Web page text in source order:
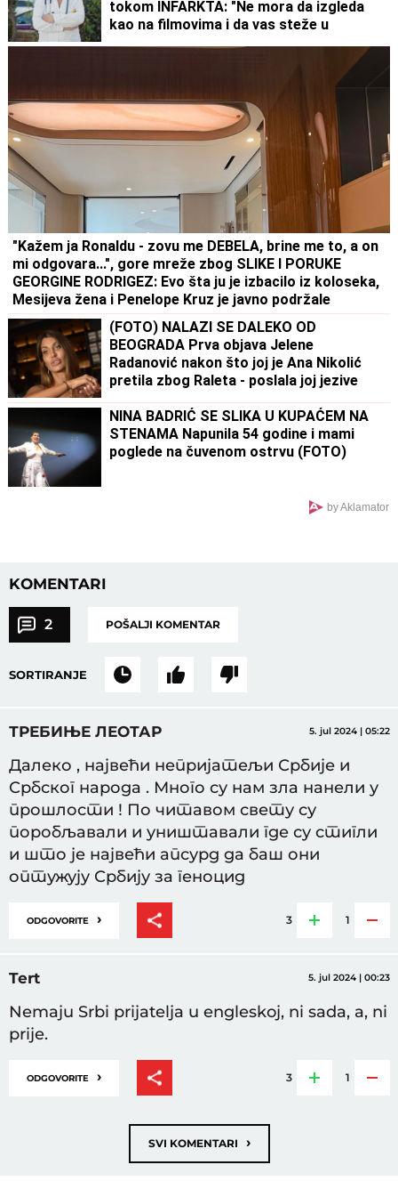
tokom INFARKTA: "Ne mora da izgleda
kao na filmovima i da vas steže u
"Kažem ja Ronaldu - zovu me DEBELA, brine me to, a on
mi odgovara...", gore mreže zbog SLIKE I PORUKE
GEORGINE RODRIGEZ: Evo šta ju je izbacilo iz koloseka,
Mesijeva žena i Penelope Kruz je javno podržale
(FOTO) NALAZI SE DALEKO OD
BEOGRADA Prva objava Jelene
Radanović nakon što joj je Ana Nikolić
pretila zbog Raleta - poslala joj jezive
poruke
NINA BADRIĆ SE SLIKA U KUPAĆEM NA
STENAMA Napunila 54 godine i mami
poglede na čuvenom ostrvu (FOTO)
by Aklamator
KOMENTARI
2 POŠALJI KOMENTAR
SORTIRANJE
ТРЕБИЊЕ ЛЕОТАР 5. jul 2024 | 05:22
Далеко , највећи непријатељи Србије и
Србског народа . Много су нам зла нанели у
прошлости ! По читавом свету су
поробљавали и уништавали где су стигли
и што је највећи апсурд да баш они
оптужују Србију за геноцид
ODGOVORITE › 3 1
Tert 5. jul 2024 | 00:23
Nemaju Srbi prijatelja u engleskoj, ni sada, a, ni
prije.
ODGOVORITE › 3 1
SVI KOMENTARI ›